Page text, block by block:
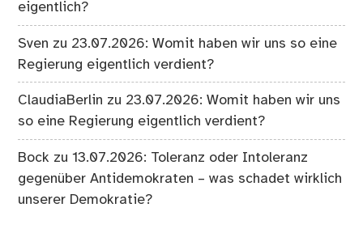
eigentlich?
Sven zu 23.07.2026: Womit haben wir uns so eine
Regierung eigentlich verdient?
ClaudiaBerlin zu 23.07.2026: Womit haben wir uns
so eine Regierung eigentlich verdient?
Bock zu13.07.2026: Toleranz oder Intoleranz
gegenüber Antidemokraten – was schadet wirklich
unserer Demokratie?